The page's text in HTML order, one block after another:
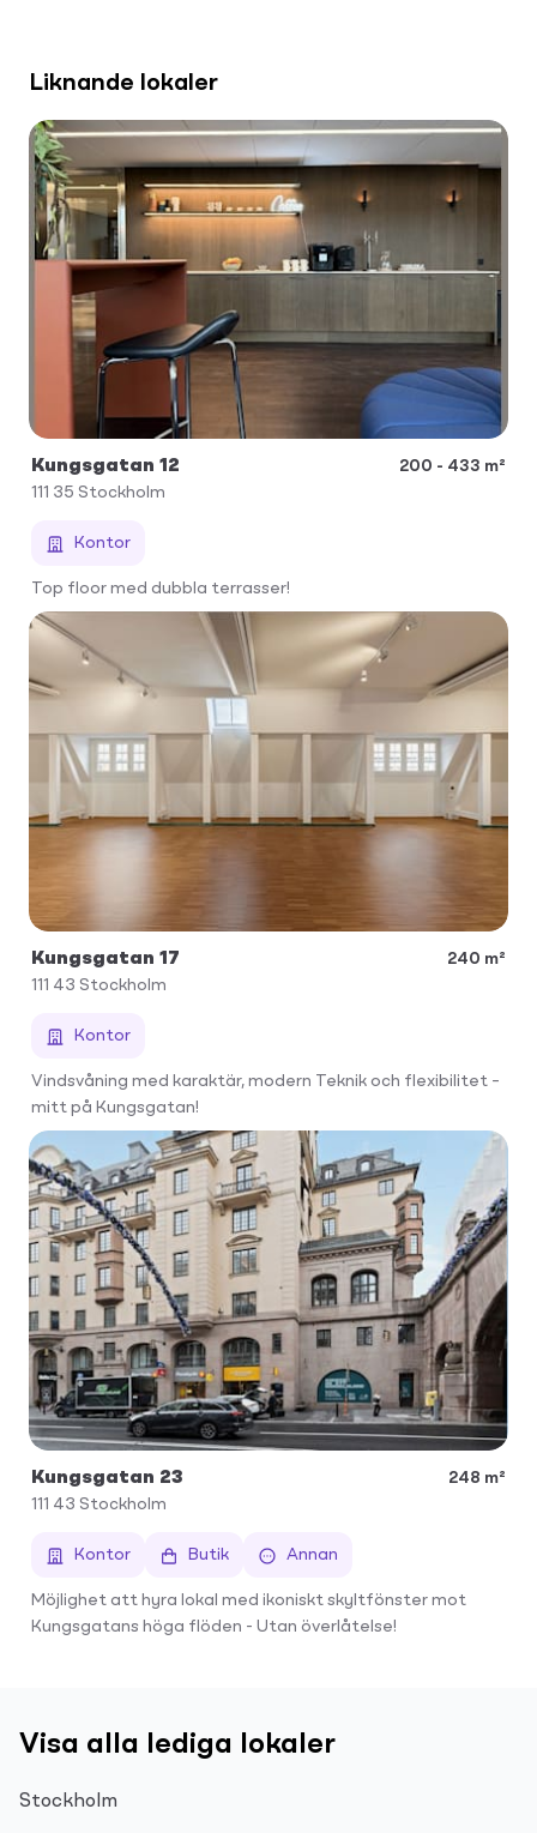
Liknande lokaler
Kungsgatan 12
200 - 433 m²
111 35 Stockholm
Kontor
Top floor med dubbla terrasser!
Kungsgatan 17
240 m²
111 43 Stockholm
Kontor
Vindsvåning med karaktär, modern Teknik och flexibilitet –
mitt på Kungsgatan!
Kungsgatan 23
248 m²
111 43 Stockholm
Kontor Butik Annan
Möjlighet att hyra lokal med ikoniskt skyltfönster mot
Kungsgatans höga flöden - Utan överlåtelse!
Visa alla lediga lokaler
Stockholm